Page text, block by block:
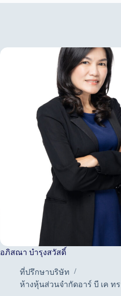
อภิสณา บำรุงสวัสดิ์
ที่ปรึกษาบริษัท
ห้างหุ้นส่วนจำกัดอาร์ บี เค ท